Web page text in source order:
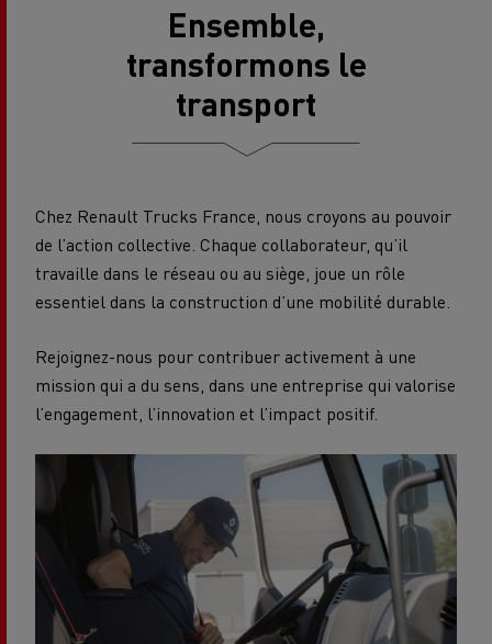
Ensemble,
transformons le
transport
Chez Renault Trucks France, nous croyons au pouvoir
de l’action collective. Chaque collaborateur, qu’il
travaille dans le réseau ou au siège, joue un rôle
essentiel dans la construction d’une mobilité durable.
Rejoignez-nous pour contribuer activement à une
mission qui a du sens, dans une entreprise qui valorise
l’engagement, l’innovation et l’impact positif.